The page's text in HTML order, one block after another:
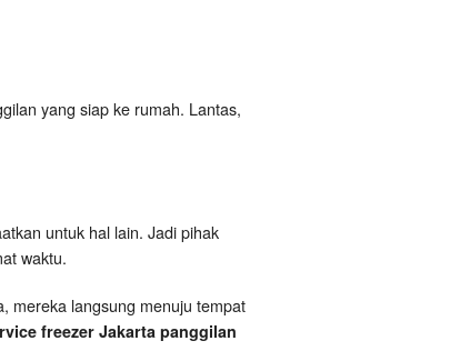
yang siap ke rumah. Lantas,
untuk hal lain. Jadi pihak
waktu.
mereka langsung menuju tempat
freezer Jakarta panggilan